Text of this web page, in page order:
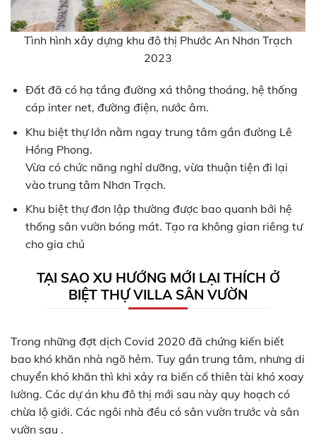
Tình hình xây dựng khu đô thị Phước An Nhơn Trạch
2023
Đất đã có hạ tầng đường xá thông thoáng, hệ thống
cáp inter net, đường điện, nước âm.
Khu biệt thự lớn nằm ngay trung tâm gần đường Lê
Hồng Phong.
Vừa có chức năng nghỉ dưỡng, vừa thuận tiện đi lại
vào trung tâm Nhơn Trạch.
Khu biệt thự đơn lập thường được bao quanh bởi hệ
thống sân vườn bóng mát. Tạo ra không gian riêng tư
cho gia chủ
TẠI SAO XU HƯỚNG MỚI LẠI THÍCH Ở
BIỆT THỰ VILLA SÂN VƯỜN
Trong những đợt dịch Covid 2020 đã chứng kiến biết
bao khó khăn nhà ngõ hẻm. Tuy gần trung tâm, nhưng di
chuyển khó khăn thì khi xảy ra biến cố thiên tài khó xoay
lường. Các dự án khu đô thị mới sau này quy hoạch có
chừa lộ giới. Các ngôi nhà đều có sân vườn trước và sân
vườn sau .